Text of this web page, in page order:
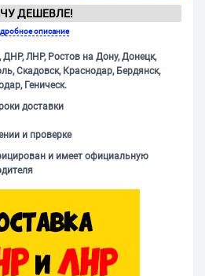
ДЕШЕВЛЕ!
описание
ЛНР, Ростов на Дону, Донецк,
Скадовск, Краснодар, Бердянск,
Геническ.
доставки
и проверке
и имеет официальную